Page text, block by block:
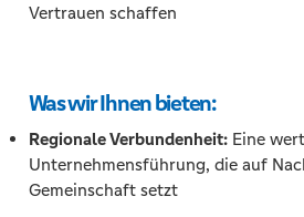
Vertrauen schaffen
Was wir Ihnen bieten:
Regionale Verbundenheit:Eine
Unternehmensführung, die auf
Gemeinschaft setzt